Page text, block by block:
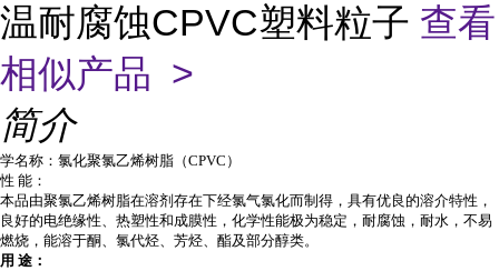
温耐腐蚀CPVC塑料粒子 查看
相似产品 >
简介
学名称：氯化聚氯乙烯树脂（CPVC）
性 能：
本品由聚氯乙烯树脂在溶剂存在下经氯气氯化而制得，具有优良的溶介特性，
良好的电绝缘性、热塑性和成膜性，化学性能极为稳定，耐腐蚀，耐水，不易
燃烧，能溶于酮、氯代烃、芳烃、酯及部分醇类。
用 途：